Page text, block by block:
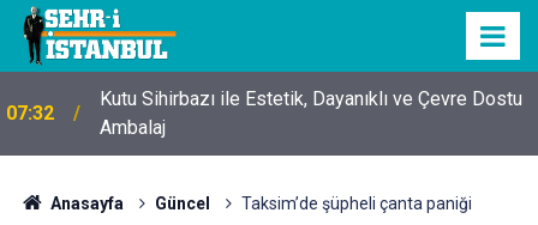
07:32
Kutu Sihirbazı ile Estetik, Dayanıklı ve Çevre Dostu
Ambalaj
Anasayfa Güncel Taksim’de şüpheli çanta paniği